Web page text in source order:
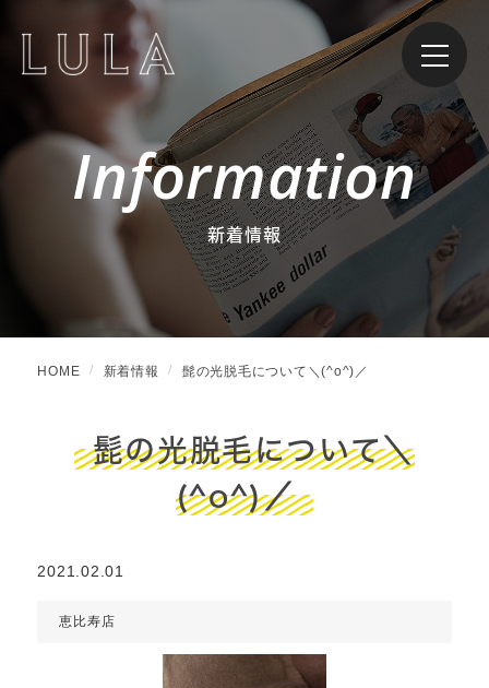
Information
新着情報
HOME 新着情報 髭の光脱毛について＼(^o^)／
髭の光脱毛について＼
(^o^)／
2021.02.01
恵比寿店